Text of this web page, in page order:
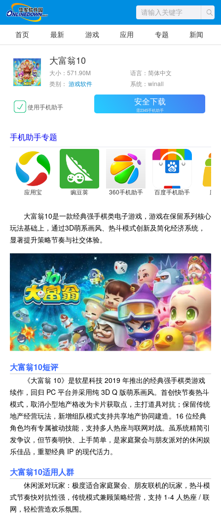
首页 最新 游戏 应用 专题 新闻
大富翁10
大小：571.90M
语言：简体中文
类别： 游戏软件 系统：winall
使用手机助手 安全下载
需2345手机助手
手机助手专题
应用宝 豌豆荚 360手机助手 百度手机助手 应
大富翁10是一款经典强手棋类电子游戏，游戏在保留系列核心
玩法基础上，通过3D萌系画风、热斗模式创新及简化经济系统，
显著提升策略节奏与社交体验。
大富翁10短评
《大富翁 10》是软星科技 2019 年推出的经典强手棋类游戏
续作，回归 PC 平台并采用纯 3D Q 版萌系画风。首创快节奏热斗
模式，取消小型地产格改为卡片获取点，主打道具对抗；保留传统
地产经营玩法，新增组队模式支持共享地产协同建造。16 位经典
角色均有专属被动技能，支持多人热座与联网对战。虽系统精简引
发争议，但节奏明快、上手简单，是家庭聚会与朋友派对的休闲娱
乐佳品，重塑经典 IP 的现代活力。
大富翁10适用人群
休闲派对玩家：极度适合家庭聚会、朋友联机的玩家，热斗模
式节奏快对抗性强，传统模式兼顾策略经营，支持 1-4 人热座 / 联
网，轻松营造欢乐氛围。